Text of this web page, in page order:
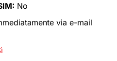
No
via e-mail